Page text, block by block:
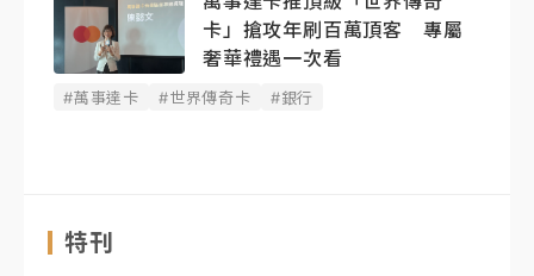
卡」搶攻年刷百萬頂客 專屬
奢華禮遇一次看
#萬事達卡 #世界傳奇卡 #銀行
特刊